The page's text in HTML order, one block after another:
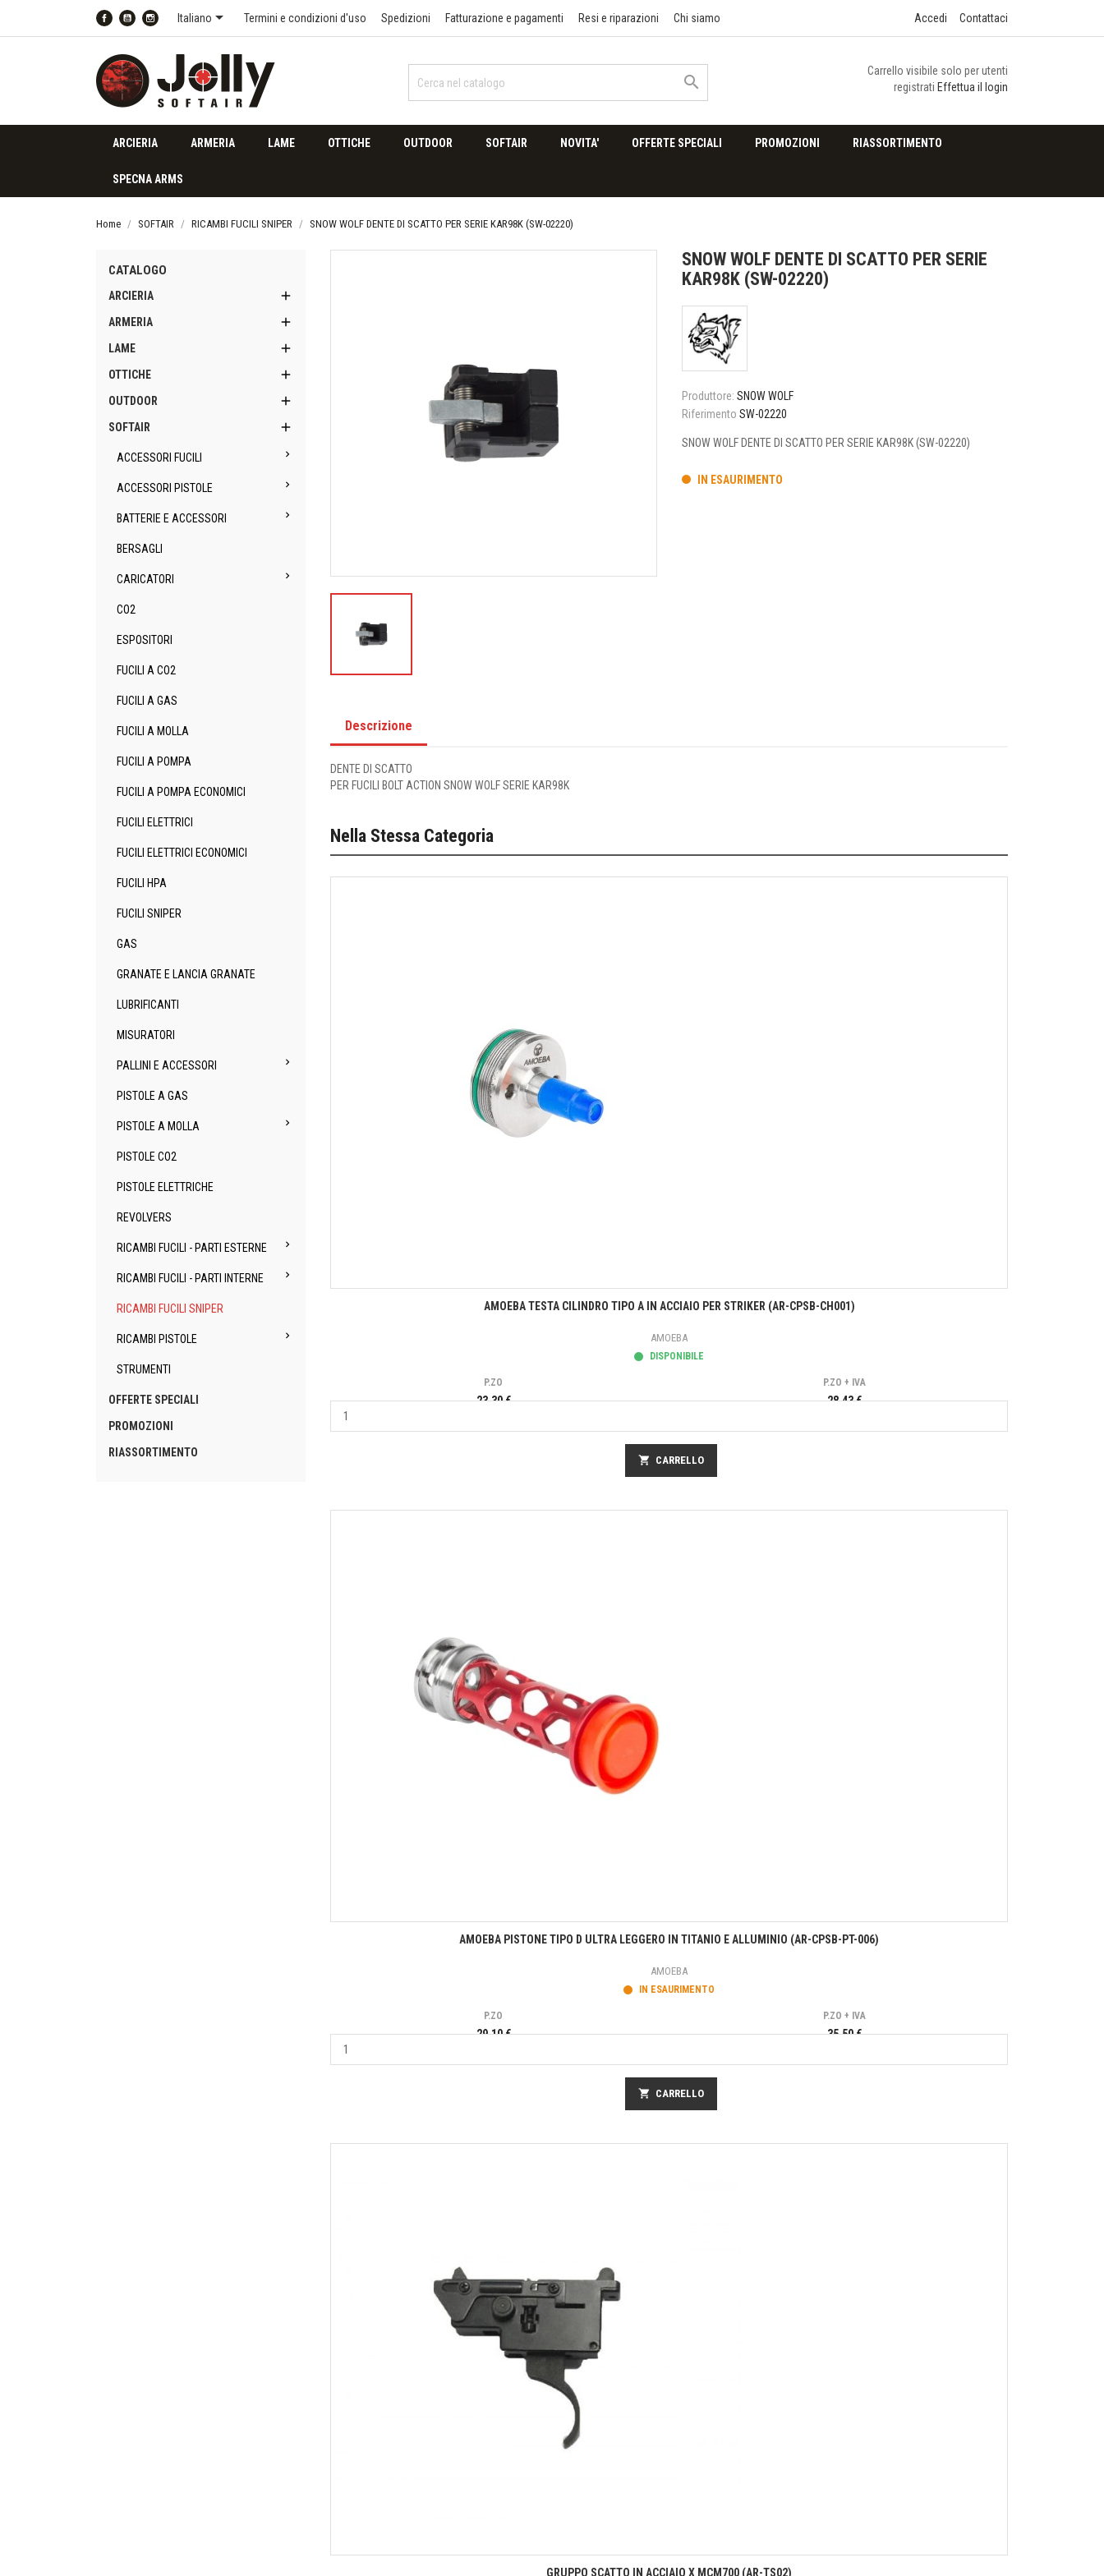
FacebookYouTube
Italiano Termini e condizioni d'uso Spedizioni Fatturazione e pagamenti Resi e riparazioni Chi siamo Accedi Contattaci

Carrello visibile solo per utenti
registrati Effettua il login
ARCIERIA ARMERIA LAME OTTICHE OUTDOOR SOFTAIR NOVITA' OFFERTE SPECIALI PROMOZIONI RIASSORTIMENTO
SPECNA ARMS
Home SOFTAIR RICAMBI FUCILI SNIPER SNOW WOLF DENTE DI SCATTO PER SERIE KAR98K (SW-02220)
CATALOGO
ARCIERIA 
ARMERIA 
LAME 
OTTICHE 
OUTDOOR 
SOFTAIR 
ACCESSORI FUCILI 
ACCESSORI PISTOLE 
BATTERIE E ACCESSORI 
BERSAGLI
CARICATORI 
CO2
ESPOSITORI
FUCILI A CO2
FUCILI A GAS
FUCILI A MOLLA
FUCILI A POMPA
FUCILI A POMPA ECONOMICI
FUCILI ELETTRICI
FUCILI ELETTRICI ECONOMICI
FUCILI HPA
FUCILI SNIPER
GAS
GRANATE E LANCIA GRANATE
LUBRIFICANTI
MISURATORI
PALLINI E ACCESSORI 
PISTOLE A GAS
PISTOLE A MOLLA 
PISTOLE CO2
PISTOLE ELETTRICHE
REVOLVERS
RICAMBI FUCILI - PARTI ESTERNE 
RICAMBI FUCILI - PARTI INTERNE 
RICAMBI FUCILI SNIPER
RICAMBI PISTOLE 
STRUMENTI
OFFERTE SPECIALI
PROMOZIONI
RIASSORTIMENTO
SNOW WOLF DENTE DI SCATTO PER SERIE
KAR98K (SW-02220)
Produttore: SNOW WOLF
Riferimento SW-02220
SNOW WOLF DENTE DI SCATTO PER SERIE KAR98K (SW-02220)
IN ESAURIMENTO
Descrizione
DENTE DI SCATTO
PER FUCILI BOLT ACTION SNOW WOLF SERIE KAR98K
Nella Stessa Categoria
Anteprima
AMOEBA TESTA CILINDRO TIPO A IN ACCIAIO PER STRIKER (AR-CPSB-CH001)
AMOEBA
DISPONIBILE
P.ZO
23,30 €
P.ZO + IVA
28,43 €
shopping_cart CARRELLO
Anteprima
AMOEBA PISTONE TIPO D ULTRA LEGGERO IN TITANIO E ALLUMINIO (AR-CPSB-PT-006)
AMOEBA
IN ESAURIMENTO
P.ZO
29,10 €
P.ZO + IVA
35,50 €
shopping_cart CARRELLO
Anteprima
GRUPPO SCATTO IN ACCIAIO X MCM700 (AR-TS02)